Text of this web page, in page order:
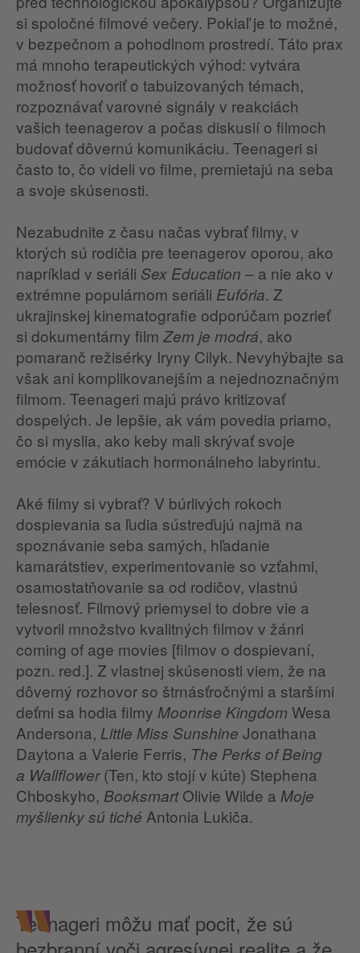
si spoločné filmové večery. Pokiaľ je to možné,
v bezpečnom a pohodlnom prostredí. Táto prax
má mnoho terapeutických výhod: vytvára
možnosť hovoriť o tabuizovaných témach,
rozpoznávať varovné signály v reakciách
vašich teenagerov a počas diskusií o filmoch
budovať dôvernú komunikáciu. Teenageri si
často to, čo videli vo filme, premietajú na seba
a svoje skúsenosti.
Nezabudnite z času načas vybrať filmy, v
ktorých sú rodičia pre teenagerov oporou, ako
napríklad v seriáli Sex Education – a nie ako v
extrémne populárnom seriáli Eufória. Z
ukrajinskej kinematografie odporúčam pozrieť
si dokumentárny film Zem je modrá, ako
pomaranč režisérky Iryny Cilyk. Nevyhýbajte sa
však ani komplikovanejším a nejednoznačným
filmom. Teenageri majú právo kritizovať
dospelých. Je lepšie, ak vám povedia priamo,
čo si myslia, ako keby mali skrývať svoje
emócie v zákutiach hormonálneho labyrintu.
Aké filmy si vybrať? V búrlivých rokoch
dospievania sa ľudia sústreďujú najmä na
spoznávanie seba samých, hľadanie
kamarátstiev, experimentovanie so vzťahmi,
osamostatňovanie sa od rodičov, vlastnú
telesnosť. Filmový priemysel to dobre vie a
vytvoril množstvo kvalitných filmov v žánri
coming of age movies [filmov o dospievaní,
pozn. red.]. Z vlastnej skúsenosti viem, že na
dôverný rozhovor so štrnásťročnými a staršími
deťmi sa hodia filmy Moonrise Kingdom Wesa
Andersona, Little Miss Sunshine Jonathana
Daytona a Valerie Ferris, The Perks of Being
a Wallflower(Ten, kto stojí v kúte) Stephena
Chboskyho, BooksmartOlivie Wilde a Moje
myšlienky sú tiché Antonia Lukiča.
Teenageri môžu mať pocit, že sú